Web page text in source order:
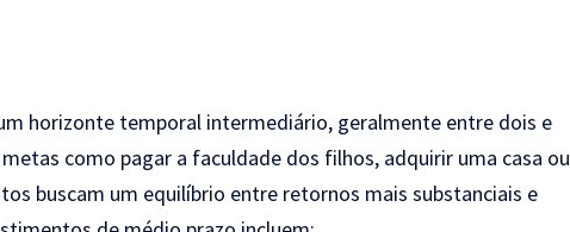
horizonte temporal intermediário, geralmente entre dois e
como pagar a faculdade dos filhos, adquirir uma casa ou
buscam um equilíbrio entre retornos mais substanciais e